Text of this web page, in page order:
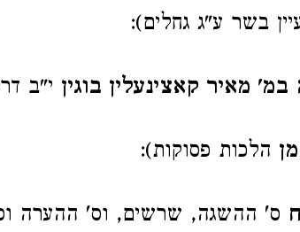
בשר ע"ג גחלים):
מאיר קאצינעלין בוגין י"ב
הלכות פסוקות):
ס' ההשגה, שרשים, וס' ההערה